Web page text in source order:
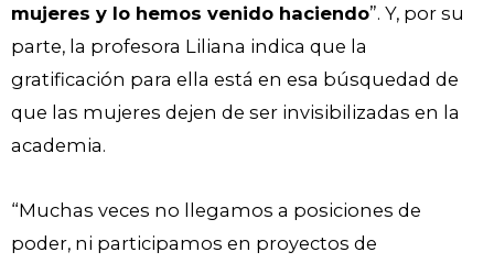
mujeres y lo hemos venido haciendo”. Y, por su
parte, la profesora Liliana indica que la
gratificación para ella está en esa búsquedad de
que las mujeres dejen de ser invisibilizadas en la
academia.
“Muchas veces no llegamos a posiciones de
poder, ni participamos en proyectos de